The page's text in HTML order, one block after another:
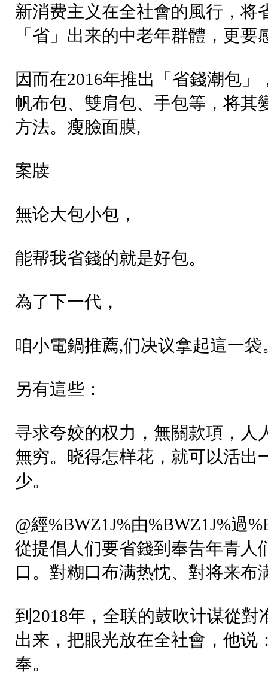
新消费主义在全社會的風行，将
「省」出来的中老年群體，更要
因而在2016年推出「省錢潮包
帆布包、雙肩包、手包等，将其
方法。瘦臉面膜,
案牍
無论大包小包，
能帮我省錢的就是好包。
為了下一代，
咱小電鍋推薦,们决议拿起這一袋
另有這些：
寻求夸姣的权力，無關款項，人
無穷。晓得怎样花，就可以活出
少。
@經%BWZ1J%由%BWZ1J%過
從提倡人们要省錢到奉告年青人
口。對糊口布满热忱、對将来布
到2018年，全联的鼓吹计谋從
出来，把眼光放在全社會，他说
奉。